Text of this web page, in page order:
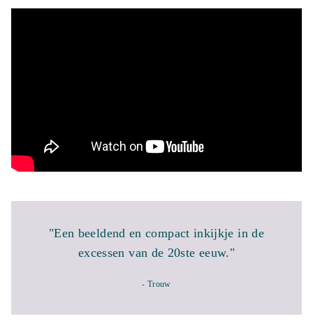
"Een beeldend en compact inkijkje in de
excessen van de 20ste eeuw."
- Trouw